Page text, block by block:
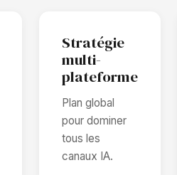
Stratégie
multi-
plateforme
Plan global
pour dominer
tous les
canaux IA.